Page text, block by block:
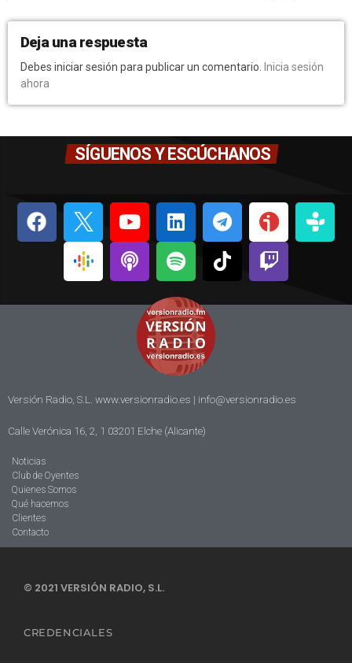
Deja una respuesta
Debes iniciar sesión para publicar un comentario.
Inicia sesión
ahora
SÍGUENOS Y ESCÚCHANOS
Versión Radio, S.L. www.versionradio.es | info@versionradio.es
Calle Verónica 16, 2, 1 03201 Elche (Alicante)
Noticias
Club de Oyentes
Quienes Somos
Qué hacemos
Clientes
Contacto
© 2021 VERSIÓN RADIO, S.L.
CREDENCIALES